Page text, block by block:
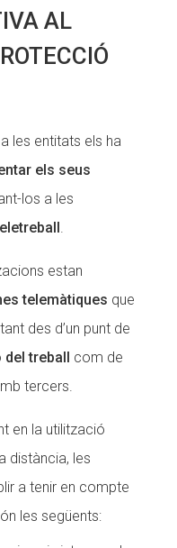
AL
les entitats els ha
els seus
los a les
.
estan
telemàtiques que
des d’un punt de
treball com de
tercers.
en la utilització
distància, les
a tenir en compte
les següents: